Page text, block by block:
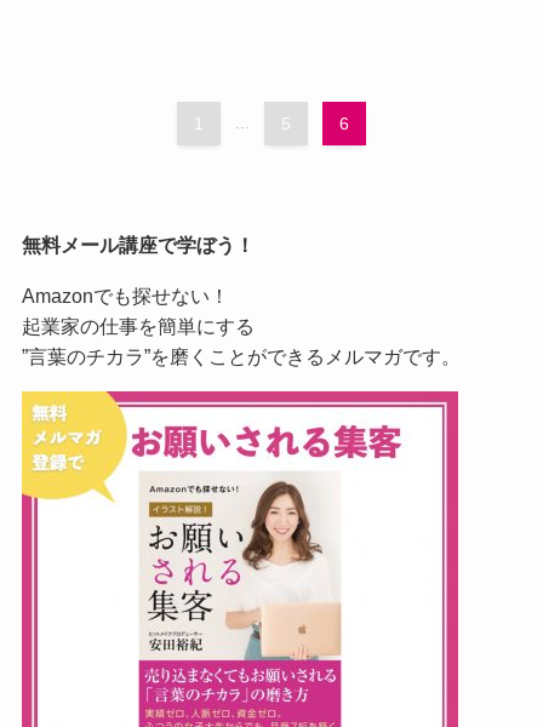
1 5 6
無料メール講座で学ぼう！
Amazonでも探せない！
起業家の仕事を簡単にする
”言葉のチカラ”を磨くことができるメルマガです。